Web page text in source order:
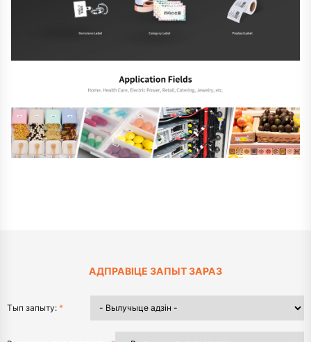
АДПРАВІЦЕ ЗАПЫТ ЗАРАЗ
Тып запыту: *